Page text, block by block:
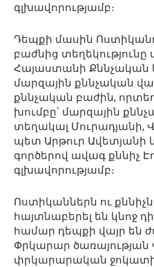
գլխավորությամբ։
Դեպքի մասին
բաժնից
Հայաստանի Քննչական
մարզային քննչական
քննչական բաժին,
խումբը՝ մարզային
տեղակալ Մուրադյանի,
պետ Արթուր
գործերով ավագ քննիչ
գլխավորությամբ։
Ոստիկաններն ու
հայտնաբերել են կնոջ
համար դեպքի վայր են
Փրկարար ծառայության
փրկարարական ջոկատի